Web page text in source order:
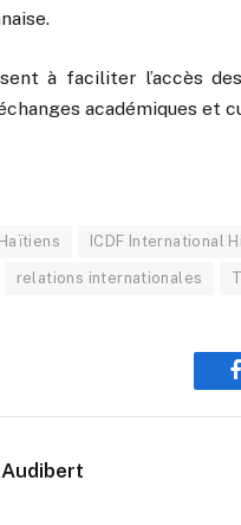
à faciliter l’accès
académiques et
ICDF International
relations internationales